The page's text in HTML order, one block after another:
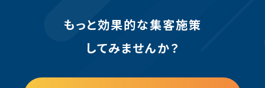
もっと効果的な集客施策
してみませんか？